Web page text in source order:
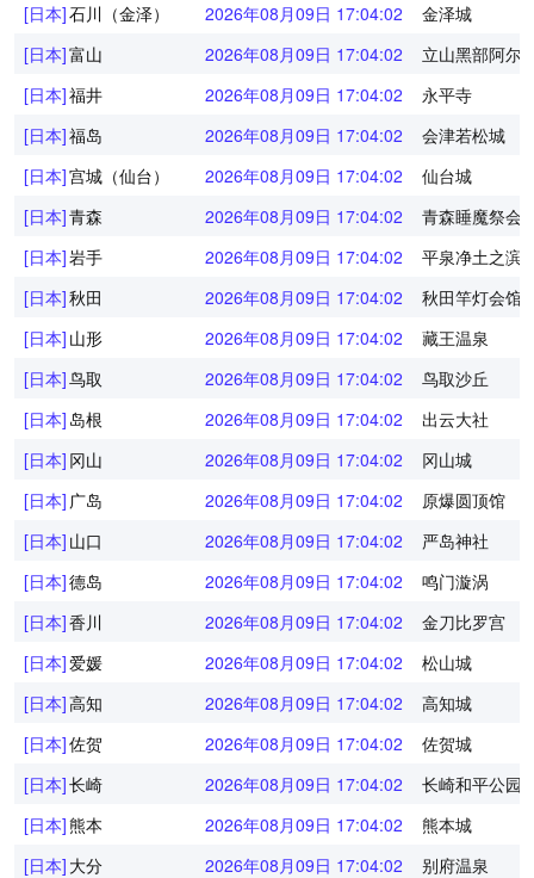
[日本]石川（金泽） 2026年08月09日 17:04:02
金泽城
[日本]富山 2026年08月09日 17:04:02
立山黑部阿尔
[日本]福井 2026年08月09日 17:04:02
永平寺
[日本]福岛 2026年08月09日 17:04:02
会津若松城
[日本]宫城（仙台） 2026年08月09日 17:04:02
仙台城
[日本]青森 2026年08月09日 17:04:02
青森睡魔祭会
[日本]岩手 2026年08月09日 17:04:02
平泉净土之滨
[日本]秋田 2026年08月09日 17:04:02
秋田竿灯会馆
[日本] 山形 2026年08月09日 17:04:02
藏王温泉
[日本]鸟取 2026年08月09日 17:04:02
鸟取沙丘
[日本] 岛根 2026年08月09日 17:04:02
出云大社
[日本] 冈山 2026年08月09日 17:04:02
冈山城
[日本] 广岛 2026年08月09日 17:04:02
原爆圆顶馆
[日本] 山口 2026年08月09日 17:04:02
严岛神社
[日本]德岛 2026年08月09日 17:04:02
鸣门漩涡
[日本]香川 2026年08月09日 17:04:02
金刀比罗宫
[日本]爱媛 2026年08月09日 17:04:02
松山城
[日本]高知 2026年08月09日 17:04:02
高知城
[日本]佐贺 2026年08月09日 17:04:02
佐贺城
[日本]长崎 2026年08月09日 17:04:02
长崎和平公园
[日本]熊本 2026年08月09日 17:04:02
熊本城
[日本] 大分 2026年08月09日 17:04:02
别府温泉